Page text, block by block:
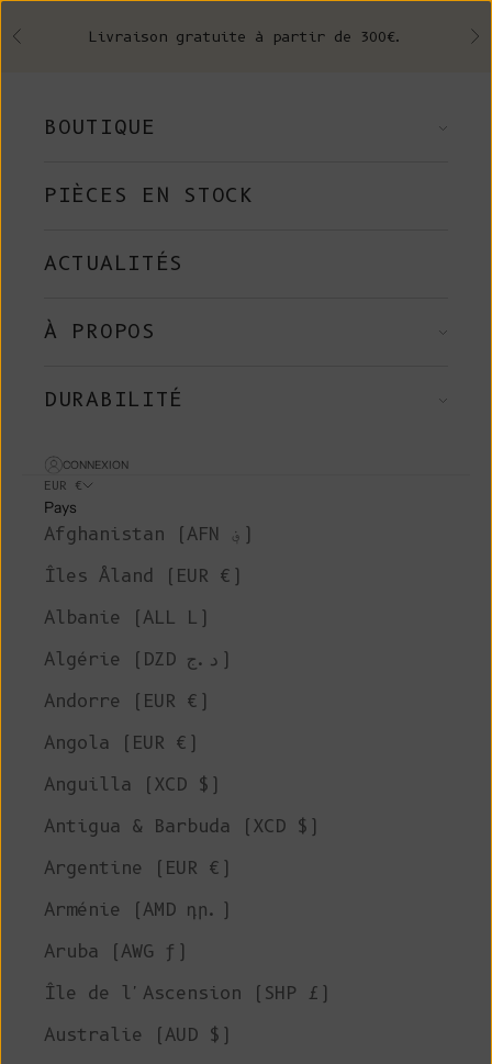
Précédent Livraison gratuite à partir de 300€.
BOUTIQUE
PIÈCES EN STOCK
ACTUALITÉS
À PROPOS
DURABILITÉ
CONNEXION
EUR €
Pays
Afghanistan (AFN ؋)
Îles Åland (EUR €)
Albanie (ALL L)
Algérie (DZD د.ج)
Andorre (EUR €)
Angola (EUR €)
Anguilla (XCD $)
Antigua & Barbuda (XCD $)
Argentine (EUR €)
Arménie (AMD դր.)
Aruba (AWG ƒ)
Île de l'Ascension (SHP £)
Australie (AUD $)